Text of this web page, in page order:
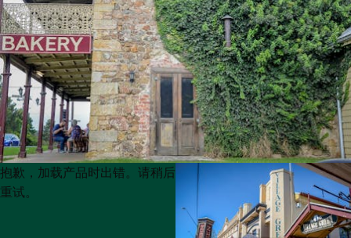
Product
List
Product
List
抱歉，加载产品时出错。请稍后
重试。